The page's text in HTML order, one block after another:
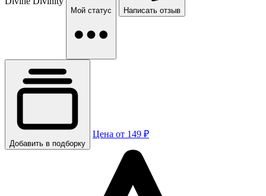
Мой статус Написать отзыв
Добавить в подборку
Цена от 149 ₽